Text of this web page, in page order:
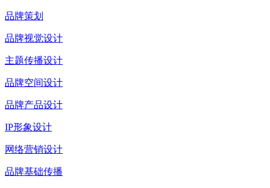
品牌策划
品牌视觉设计
主题传播设计
品牌空间设计
品牌产品设计
IP形象设计
网络营销设计
品牌基础传播